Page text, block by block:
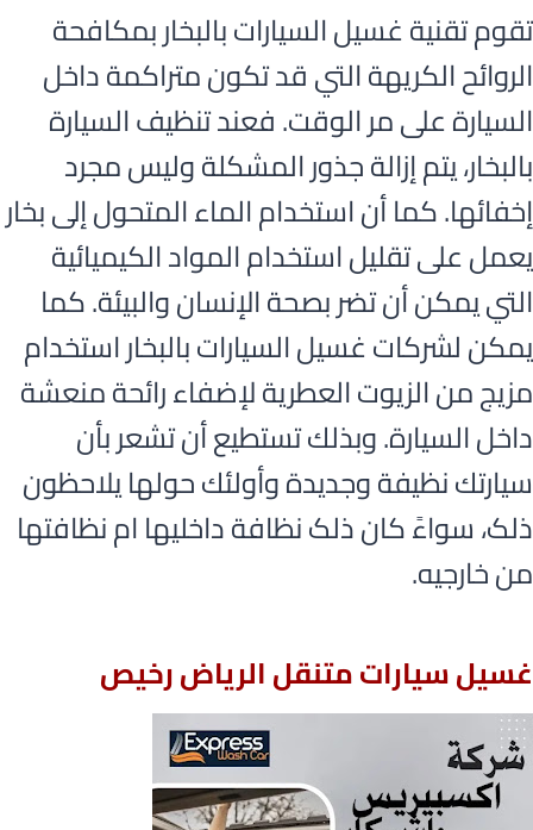
تقوم تقنية غسيل السيارات بالبخار بمكافحة
الروائح الكريهة التي قد تكون متراكمة داخل
السيارة على مر الوقت. فعند تنظيف السيارة
بالبخار، يتم إزالة جذور المشكلة وليس مجرد
إخفائها. كما أن استخدام الماء المتحول إلى بخار
يعمل على تقليل استخدام المواد الكيميائية
التي يمكن أن تضر بصحة الإنسان والبيئة. كما
يمكن لشركات غسيل السيارات بالبخار استخدام
مزيج من الزيوت العطرية لإضفاء رائحة منعشة
داخل السيارة. وبذلك تستطيع أن تشعر بأن
سيارتك نظيفة وجديدة وأولئك حولها يلاحظون
ذلک، سواءً كان ذلک نظافة داخلیها ام نظافتها
من خارجیه.
غسيل سيارات متنقل الرياض رخيص